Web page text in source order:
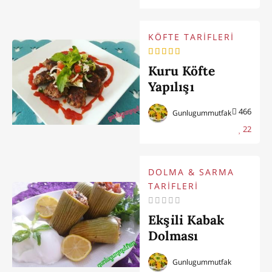
KÖFTE TARİFLERİ
Kuru Köfte
Yapılışı
466
22
Gunlugummutfak
DOLMA & SARMA
TARİFLERİ
Ekşili Kabak
Dolması
Gunlugummutfak